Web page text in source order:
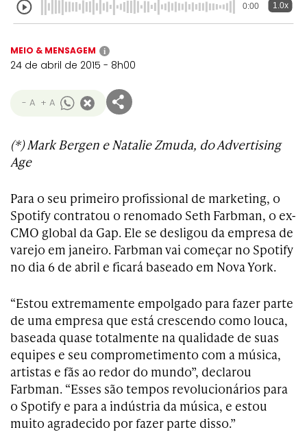
0:00 1.0x
MEIO & MENSAGEM i
24 de abril de 2015 - 8h00
- A + A
(*) Mark Bergen e Natalie Zmuda, do Advertising
Age
Para o seu primeiro profissional de marketing, o
Spotify contratou o renomado Seth Farbman, o ex-
CMO global da Gap. Ele se desligou da empresa de
varejo em janeiro. Farbman vai começar no Spotify
no dia 6 de abril e ficará baseado em Nova York.
“Estou extremamente empolgado para fazer parte
de uma empresa que está crescendo como louca,
baseada quase totalmente na qualidade de suas
equipes e seu comprometimento com a música,
artistas e fãs ao redor do mundo”, declarou
Farbman. “Esses são tempos revolucionários para
o Spotify e para a indústria da música, e estou
muito agradecido por fazer parte disso.”